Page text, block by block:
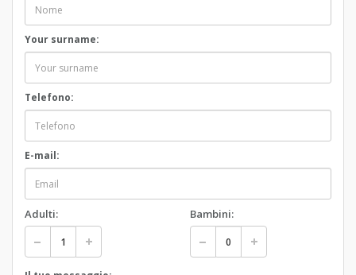
Your surname:
Telefono:
E-mail:
Adulti: Bambini: